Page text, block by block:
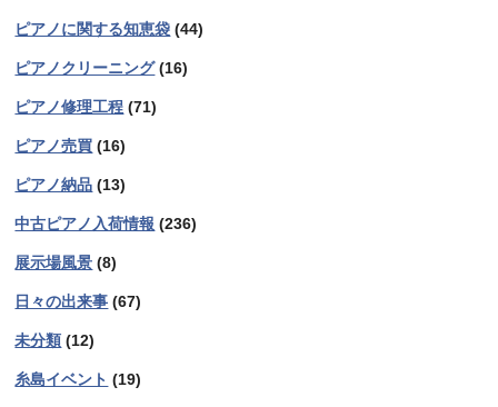
ピアノに関する知恵袋 (44)
ピアノクリーニング(16)
ピアノ修理工程 (71)
ピアノ売買 (16)
ピアノ納品 (13)
中古ピアノ入荷情報 (236)
展示場風景 (8)
日々の出来事 (67)
未分類 (12)
糸島イベント (19)